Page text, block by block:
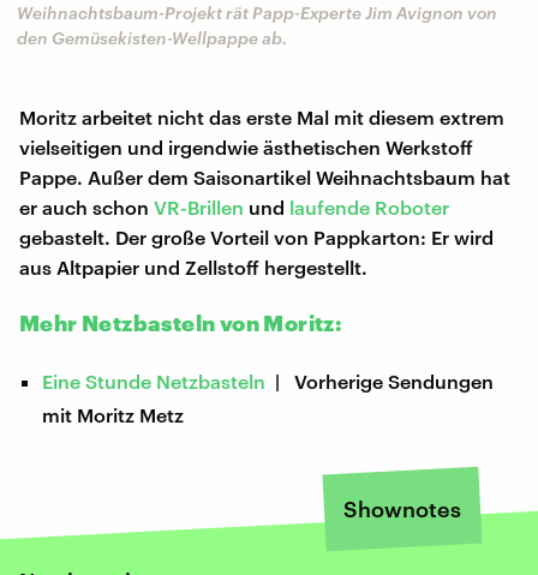
Weihnachtsbaum-Projekt rät Papp-Experte Jim Avignon von
den Gemüsekisten-Wellpappe ab.
Moritz arbeitet nicht das erste Mal mit diesem extrem
vielseitigen und irgendwie ästhetischen Werkstoff
Pappe. Außer dem Saisonartikel Weihnachtsbaum hat
er auch schon VR-Brillen und laufende Roboter
gebastelt. Der große Vorteil von Pappkarton: Er wird
aus Altpapier und Zellstoff hergestellt.
Mehr Netzbasteln von Moritz:
Eine Stunde Netzbasteln | Vorherige Sendungen
mit Moritz Metz
Shownotes